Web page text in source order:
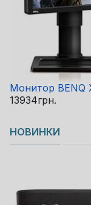
Монитор BENQ
13934грн.
НОВИНКИ